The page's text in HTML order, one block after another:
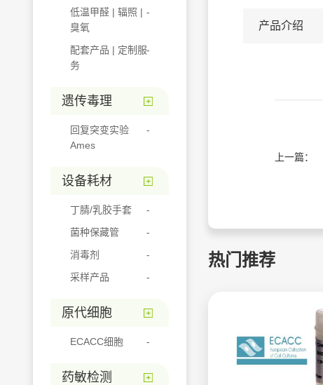
低温甲醛 | 辐照 |
臭氧
配套产品 | 定制服
务
遗传毒理
回复突变实验
Ames
设备耗材
丁腈/乳胶手套
菌种保藏管
消毒剂
采样产品
原代细胞
ECACC细胞
药敏检测
产品介绍
上一篇：
热门推荐